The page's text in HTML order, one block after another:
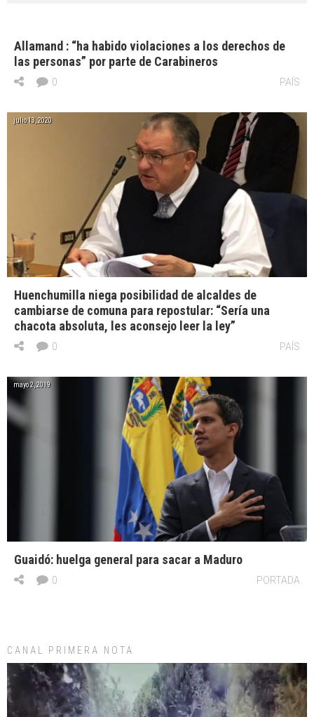
Allamand : “ha habido violaciones a los derechos de
las personas” por parte de Carabineros
PAÍS
0
julio 13, 2020
Huenchumilla niega posibilidad de alcaldes de
cambiarse de comuna para repostular: “Sería una
chacota absoluta, les aconsejo leer la ley”
PAÍS
0
mayo 2, 2019
Guaidó: huelga general para sacar a Maduro
PORTADA
0
CANAL PRIMERA NOTA